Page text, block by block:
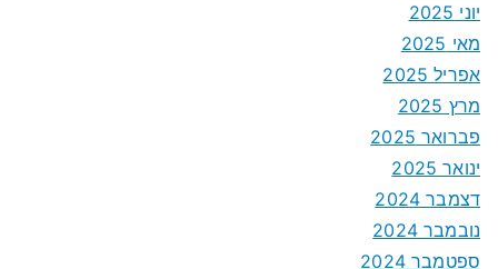
יוני 2025
מאי 2025
אפריל 2025
מרץ 2025
פברואר 2025
ינואר 2025
דצמבר 2024
נובמבר 2024
ספטמבר 2024